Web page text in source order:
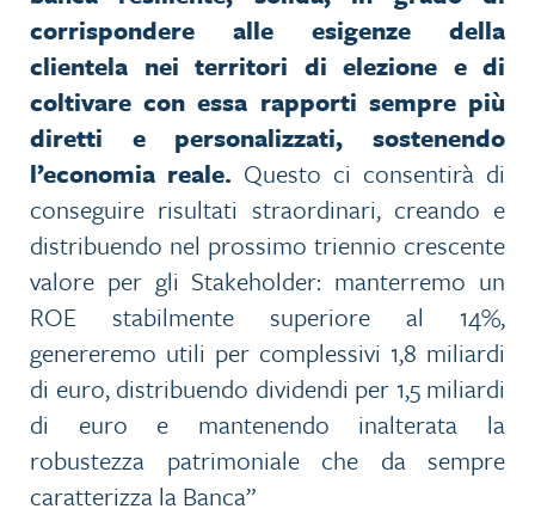
corrispondere alle esigenze della
clientela nei territori di elezione e di
coltivare con essa rapporti sempre più
diretti e personalizzati, sostenendo
l’economia reale. Questo ci consentirà di
conseguire risultati straordinari, creando e
distribuendo nel prossimo triennio crescente
valore per gli Stakeholder: manterremo un
ROE stabilmente superiore al 14%,
genereremo utili per complessivi 1,8 miliardi
di euro, distribuendo dividendi per 1,5 miliardi
di euro e mantenendo inalterata la
robustezza patrimoniale che da sempre
caratterizza la Banca”